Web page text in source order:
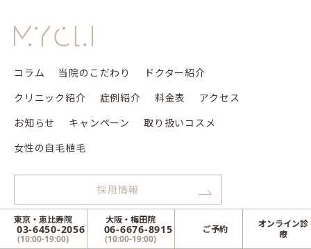
コラム 当院のこだわり
ドクター紹介
クリニック紹介
症例紹介 料金表
アクセス
お知らせ
キャンペーン
取り扱いコスメ
女性の自毛植毛
採用情報
© 2021 MYCLI
東京・恵比寿院
03-6450-2056
(10:00-19:00)
大阪・梅田院
06-6676-8915
(10:00-19:00)
ご予約
オンライン診
療